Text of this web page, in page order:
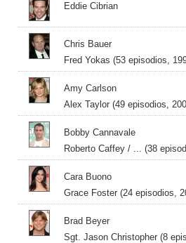
Eddie Cibrian
Chris Bauer
Fred Yokas (53 episodios,
Amy Carlson
Alex Taylor (49 episodios,
Bobby Cannavale
Roberto Caffey / ... (38
Cara Buono
Grace Foster (24 episodios,
Brad Beyer
Sgt. Jason Christopher (8